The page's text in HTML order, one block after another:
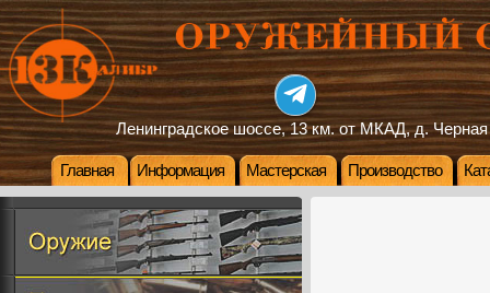
Ленинградское шоссе, 13 км. от МКАД, д. Черная
Главная Информация Мастерская Производство